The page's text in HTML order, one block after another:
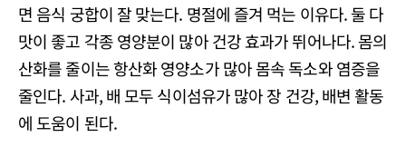
면 음식 궁합이 잘 맞는다. 명절에 즐겨 먹는 이유다. 둘 다
맛이 좋고 각종 영양분이 많아 건강 효과가 뛰어나다. 몸의
산화를 줄이는 항산화 영양소가 많아 몸속 독소와 염증을
줄인다. 사과, 배 모두 식이섬유가 많아 장 건강, 배변 활동
에 도움이 된다.